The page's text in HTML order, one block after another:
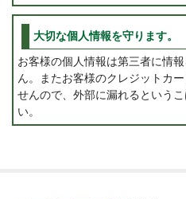
大切な個人情報を守ります。
お客様の個人情報は第三者に情
ん。またお客様のクレジットカ
せんので、外部に漏れるという
い。